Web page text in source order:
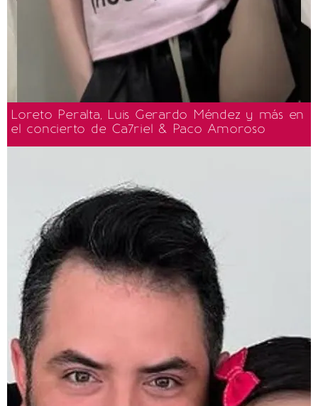
Loreto Peralta, Luis Gerardo Méndez y más en
el concierto de Ca7riel & Paco Amoroso